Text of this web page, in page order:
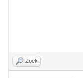
Zoek